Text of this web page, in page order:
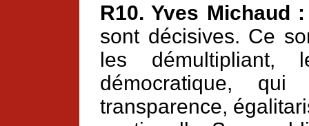
R10. Yves Michaud
sont décisives. Ce
les
démocratique, qui
transparence,